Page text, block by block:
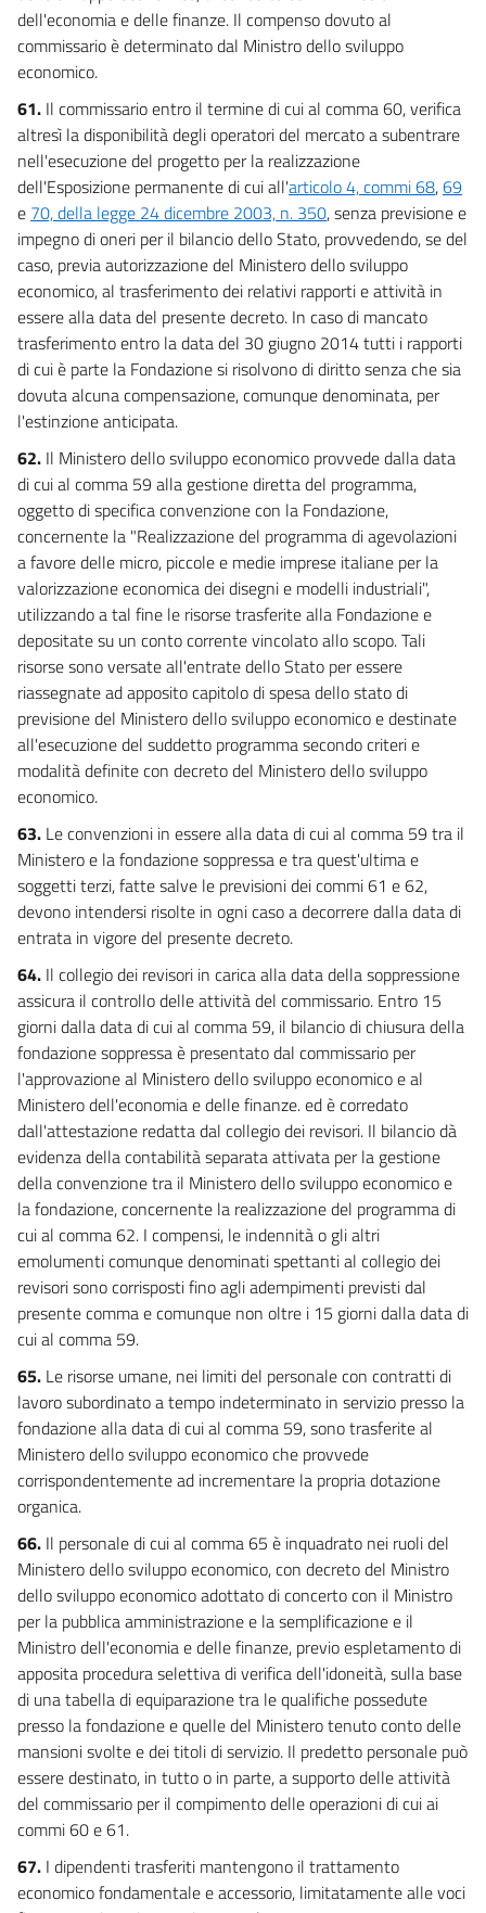
dell'economia e delle finanze. Il compenso dovuto al
commissario è determinato dal Ministro dello sviluppo
economico.
61. Il commissario entro il termine di cui al comma 60, verifica
altresì la disponibilità degli operatori del mercato a subentrare
nell'esecuzione del progetto per la realizzazione
dell'Esposizione permanente di cui all'articolo 4, commi 68,69
e 70, della legge 24 dicembre 2003, n. 350, senza previsione e
impegno di oneri per il bilancio dello Stato, provvedendo, se del
caso, previa autorizzazione del Ministero dello sviluppo
economico, al trasferimento dei relativi rapporti e attività in
essere alla data del presente decreto. In caso di mancato
trasferimento entro la data del 30 giugno 2014 tutti i rapporti
di cui è parte la Fondazione si risolvono di diritto senza che sia
dovuta alcuna compensazione, comunque denominata, per
l'estinzione anticipata.
62. Il Ministero dello sviluppo economico provvede dalla data
di cui al comma 59 alla gestione diretta del programma,
oggetto di specifica convenzione con la Fondazione,
concernente la "Realizzazione del programma di agevolazioni
a favore delle micro, piccole e medie imprese italiane per la
valorizzazione economica dei disegni e modelli industriali",
utilizzando a tal fine le risorse trasferite alla Fondazione e
depositate su un conto corrente vincolato allo scopo. Tali
risorse sono versate all'entrate dello Stato per essere
riassegnate ad apposito capitolo di spesa dello stato di
previsione del Ministero dello sviluppo economico e destinate
all'esecuzione del suddetto programma secondo criteri e
modalità definite con decreto del Ministero dello sviluppo
economico.
63. Le convenzioni in essere alla data di cui al comma 59 tra il
Ministero e la fondazione soppressa e tra quest'ultima e
soggetti terzi, fatte salve le previsioni dei commi 61 e 62,
devono intendersi risolte in ogni caso a decorrere dalla data di
entrata in vigore del presente decreto.
64. Il collegio dei revisori in carica alla data della soppressione
assicura il controllo delle attività del commissario. Entro 15
giorni dalla data di cui al comma 59, il bilancio di chiusura della
fondazione soppressa è presentato dal commissario per
l'approvazione al Ministero dello sviluppo economico e al
Ministero dell'economia e delle finanze. ed è corredato
dall'attestazione redatta dal collegio dei revisori. Il bilancio dà
evidenza della contabilità separata attivata per la gestione
della convenzione tra il Ministero dello sviluppo economico e
la fondazione, concernente la realizzazione del programma di
cui al comma 62. I compensi, le indennità o gli altri
emolumenti comunque denominati spettanti al collegio dei
revisori sono corrisposti fino agli adempimenti previsti dal
presente comma e comunque non oltre i 15 giorni dalla data di
cui al comma 59.
65. Le risorse umane, nei limiti del personale con contratti di
lavoro subordinato a tempo indeterminato in servizio presso la
fondazione alla data di cui al comma 59, sono trasferite al
Ministero dello sviluppo economico che provvede
corrispondentemente ad incrementare la propria dotazione
organica.
66. Il personale di cui al comma 65 è inquadrato nei ruoli del
Ministero dello sviluppo economico, con decreto del Ministro
dello sviluppo economico adottato di concerto con il Ministro
per la pubblica amministrazione e la semplificazione e il
Ministro dell'economia e delle finanze, previo espletamento di
apposita procedura selettiva di verifica dell'idoneità, sulla base
di una tabella di equiparazione tra le qualifiche possedute
presso la fondazione e quelle del Ministero tenuto conto delle
mansioni svolte e dei titoli di servizio. Il predetto personale può
essere destinato, in tutto o in parte, a supporto delle attività
del commissario per il compimento delle operazioni di cui ai
commi 60 e 61.
67. I dipendenti trasferiti mantengono il trattamento
economico fondamentale e accessorio, limitatamente alle voci